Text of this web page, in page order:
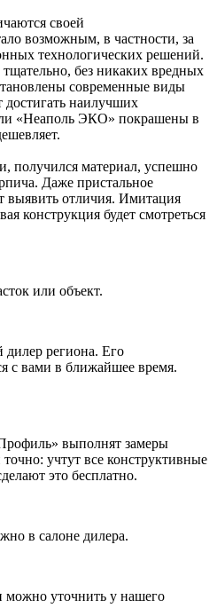
своей
возможным, в частности, за
технологических решений.
без никаких вредных
современные виды
достигать наилучших
«Неаполь ЭКО» покрашены в
получился материал, успешно
Даже пристальное
выявить отличия. Имитация
конструкция будет смотреться
или объект.
региона. Его
с вами в ближайшее время.
выполнят замеры
учтут все конструктивные
это бесплатно.
в салоне дилера.
можно уточнить у нашего